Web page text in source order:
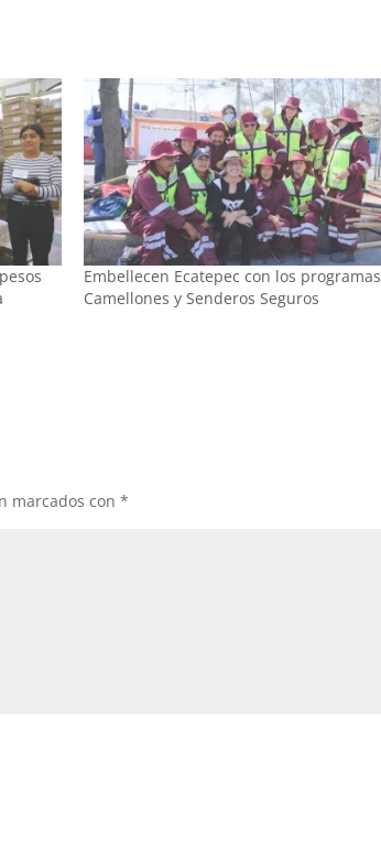
Embellecen Ecatepec con los programas
Camellones y Senderos Seguros
marcados con *